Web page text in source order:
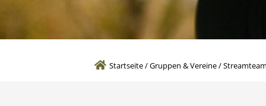
Startseite/Gruppen & Vereine/Streamteam